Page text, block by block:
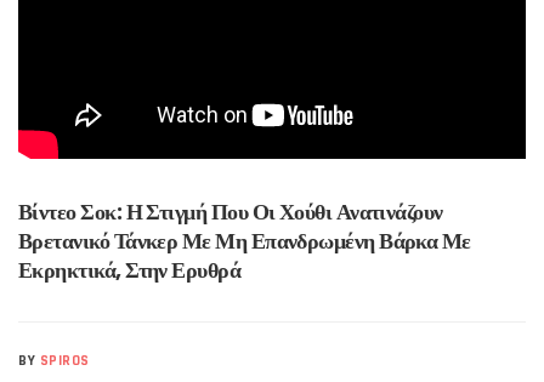
Βίντεο Σοκ: Η Στιγμή Που Οι Χούθι Ανατινάζουν
Βρετανικό Τάνκερ Με Μη Επανδρωμένη Βάρκα Με
Εκρηκτικά, Στην Ερυθρά
BY SPIROS